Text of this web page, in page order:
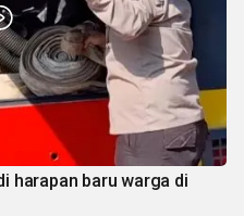
harapan baru warga di